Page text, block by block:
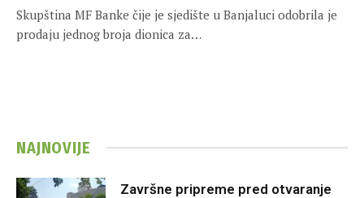
Skupština MF Banke čije je sjedište u Banjaluci odobrila je
prodaju jednog broja dionica za…
NAJNOVIJE
Završne pripreme pred otvaranje